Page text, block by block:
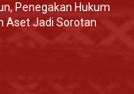
Penegakan Hukum
Aset Jadi Sorotan